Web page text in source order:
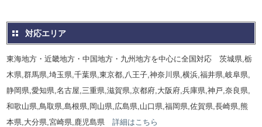
対応エリア
東海地方・近畿地方・中国地方・九州地方を中心に全国対応 茨城県,栃
木県,群馬県,埼玉県,千葉県,東京都,八王子,神奈川県,横浜,福井県,岐阜県,
静岡県,愛知県,名古屋,三重県,滋賀県,京都府,大阪府,兵庫県,神戸,奈良県,
和歌山県,鳥取県,島根県,岡山県,広島県,山口県,福岡県,佐賀県,長崎県,熊
本県,大分県,宮崎県,鹿児島県詳細はこちら